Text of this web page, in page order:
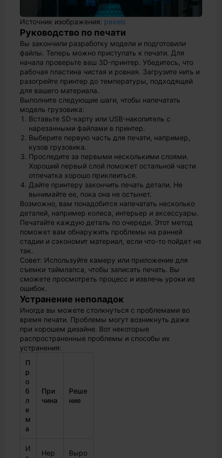
Источник изображения: pexels
Руководство по печати
Вы закончили разработку модели и подготовили
файлы. Теперь можно приступать к печати. Для
начала проверьте ваш 3D-принтер. Убедитесь, что
рабочая пластина чистая и ровная. Загрузите нить и
разогрейте принтер до температуры, подходящей
для вашего материала.
Выполните следующие шаги, чтобы напечатать
модель грузовика:
Вставьте SD-карту или USB-накопитель с
нарезанными файлами в принтер.
Выберите первую часть для печати, например,
кузов грузовика.
Проследите за первыми несколькими слоями.
Хороший первый слой поможет остальной части
отпечатка хорошо приклеиться.
Дайте принтеру закончить печать детали. Не
вынимайте ее, пока она не остынет.
Возможно, вам понадобится напечатать несколько
деталей, например колеса, интерьер и аксессуары.
Печатайте каждую деталь по очереди. Этот метод
поможет вам обнаружить проблемы на ранней
стадии и сэкономит материал, если что-то пойдет не
так.
Совет: Используйте камеру или приложение для
съемки таймлапса, чтобы записать печать. Вы
сможете просмотреть процесс и извлечь уроки из
ошибок.
Устранение неполадок
Иногда вы можете столкнуться с проблемами во
время печати. Проблемы могут возникнуть даже
при хорошем дизайне. Вот некоторые
распространенные проблемы и способы их
устранения:
П
р
о
б
л
е
м
а
При
чина
Реше
ние
И
Нер
Выро